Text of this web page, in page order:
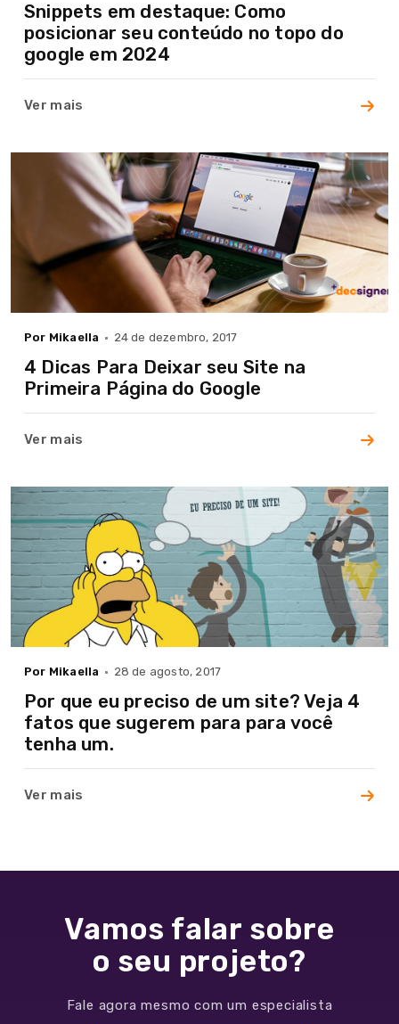
Snippets em destaque: Como
posicionar seu conteúdo no topo do
google em 2024
Ver mais
Por Mikaella 24 de dezembro, 2017
4 Dicas Para Deixar seu Site na
Primeira Página do Google
Ver mais
Por Mikaella 28 de agosto, 2017
Por que eu preciso de um site? Veja 4
fatos que sugerem para para você
tenha um.
Ver mais
Vamos falar sobre
o seu projeto?
Fale agora mesmo com um especialista